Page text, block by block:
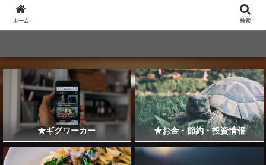
★ギグワーカー ★お金・節約・投資情報
ホーム 検索